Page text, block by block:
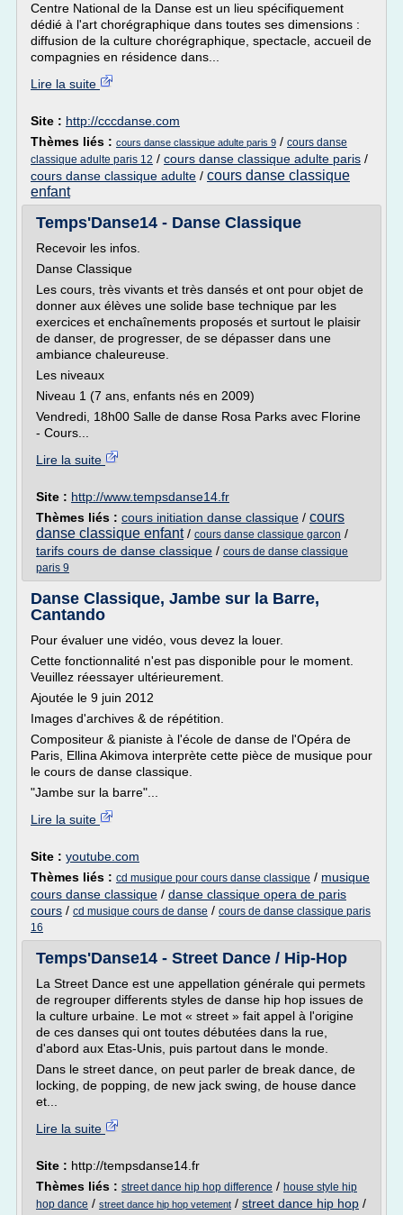
Centre National de la Danse est un lieu spécifiquement
dédié à l'art chorégraphique dans toutes ses dimensions :
diffusion de la culture chorégraphique, spectacle, accueil de
compagnies en résidence dans...
Lire la suite
Site : http://cccdanse.com
Thèmes liés : cours danse classique adulte paris 9 / cours danse
classique adulte paris 12 / cours danse classique adulte paris /
cours danse classique adulte / cours danse classique
enfant
Temps'Danse14 - Danse Classique
Recevoir les infos.
Danse Classique
Les cours, très vivants et très dansés et ont pour objet de
donner aux élèves une solide base technique par les
exercices et enchaînements proposés et surtout le plaisir
de danser, de progresser, de se dépasser dans une
ambiance chaleureuse.
Les niveaux
Niveau 1 (7 ans, enfants nés en 2009)
Vendredi, 18h00 Salle de danse Rosa Parks avec Florine
- Cours...
Lire la suite
Site : http://www.tempsdanse14.fr
Thèmes liés : cours initiation danse classique / cours
danse classique enfant/ cours danse classique garcon /
tarifs cours de danse classique / cours de danse classique
paris 9
Danse Classique, Jambe sur la Barre,
Cantando
Pour évaluer une vidéo, vous devez la louer.
Cette fonctionnalité n'est pas disponible pour le moment.
Veuillez réessayer ultérieurement.
Ajoutée le 9 juin 2012
Images d'archives & de répétition.
Compositeur & pianiste à l'école de danse de l'Opéra de
Paris, Ellina Akimova interprète cette pièce de musique pour
le cours de danse classique.
"Jambe sur la barre"...
Lire la suite
Site : youtube.com
Thèmes liés : cd musique pour cours danse classique / musique
cours danse classique / danse classique opera de paris
cours / cd musique cours de danse / cours de danse classique paris
16
Temps'Danse14 - Street Dance / Hip-Hop
La Street Dance est une appellation générale qui permets
de regrouper differents styles de danse hip hop issues de
la culture urbaine. Le mot « street » fait appel à l'origine
de ces danses qui ont toutes débutées dans la rue,
d'abord aux Etas-Unis, puis partout dans le monde.
Dans le street dance, on peut parler de break dance, de
locking, de popping, de new jack swing, de house dance
et...
Lire la suite
Site : http://tempsdanse14.fr
Thèmes liés : street dance hip hop difference / house style hip
hop dance / street dance hip hop vetement / street dance hip hop /